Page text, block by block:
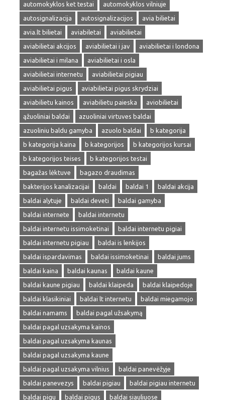
automokyklos ket testai
automokyklos vilniuje
autosignalizacija
autosignalizacijos
avia bilietai
avia.lt bilietai
aviabiletai
aviabilietai
aviabilietai akcijos
aviabilietai i jav
aviabilietai i londona
aviabilietai i milana
aviabilietai i osla
aviabilietai internetu
aviabilietai pigiau
aviabilietai pigus
aviabilietai pigus skrydziai
aviabilietu kainos
aviabilietu paieska
aviobilietai
ąžuoliniai baldai
azuoliniai virtuves baldai
azuoliniu baldu gamyba
azuolo baldai
b kategorija
b kategorija kaina
b kategorijos
b kategorijos kursai
b kategorijos teises
b kategorijos testai
bagažas lėktuve
bagazo draudimas
bakterijos kanalizacijai
baldai baldai 1
baldai akcija
baldai alytuje
baldai deveti
baldai gamyba
baldai internete
baldai internetu
baldai internetu issimoketinai
baldai internetu pigiai
baldai internetu pigiau
baldai is lenkijos
baldai ispardavimas
baldai issimoketinai
baldai jums
baldai kaina
baldai kaunas
baldai kaune
baldai kaune pigiau
baldai klaipeda
baldai klaipedoje
baldai klasikiniai
baldai lt internetu
baldai miegamojo
baldai namams
baldai pagal užsakymą
baldai pagal uzsakyma kainos
baldai pagal uzsakyma kaunas
baldai pagal uzsakyma kaune
baldai pagal uzsakyma vilnius
baldai panevėžyje
baldai panevezys
baldai pigiau
baldai pigiau internetu
baldai pigu
baldai pigus baldai siauliuose